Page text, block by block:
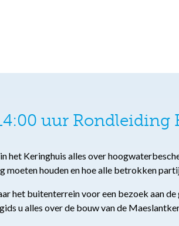
uur Rondleiding
het Keringhuis alles over
moeten houden en hoe alle betrokken
het buitenterrein voor een bezoek aan
u alles over de bouw van de